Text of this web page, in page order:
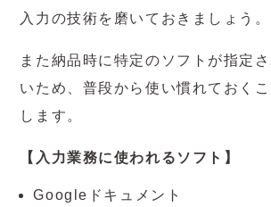
入力の技術を磨いておきましょう。
また納品時に特定のソフトが指定
いため、普段から使い慣れておく
します。
【入力業務に使われるソフト】
Googleドキュメント